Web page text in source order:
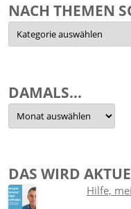
NACH THEMEN
Nach
Themen
sortiert
DAMALS…
Damals…
DAS WIRD
Hilfe,